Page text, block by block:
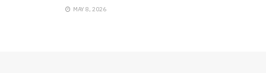
MAY 8, 2026